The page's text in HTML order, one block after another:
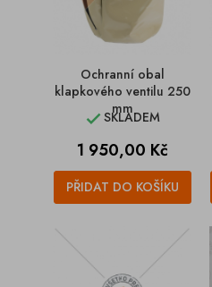
Ochranní obal
klapkového ventilu 250
mm
SKLADEM
Cena
1 950,00 Kč
PŘIDAT DO KOŠÍKU